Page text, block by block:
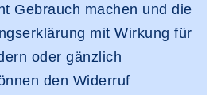
Gebrauch machen und die
mit Wirkung für
oder gänzlich
den Widerruf